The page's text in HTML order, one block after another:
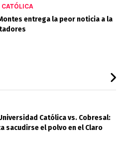
entrega la peor noticia a la
Católica vs. Cobresal:
sacudirse el polvo en el Claro